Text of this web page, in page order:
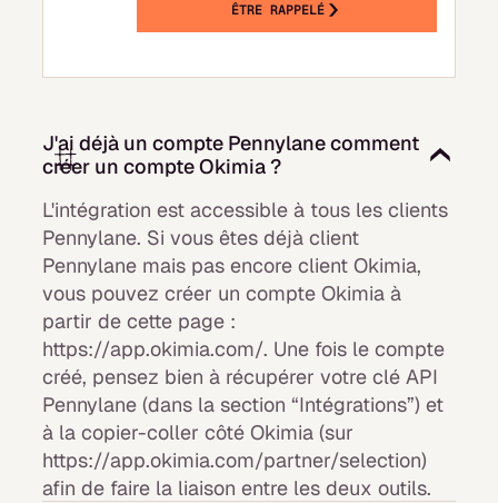
ÊTRE RAPPELÉ
J'ai déjà un compte Pennylane comment
créer un compte Okimia ?
L'intégration est accessible à tous les clients
Pennylane. Si vous êtes déjà client
Pennylane mais pas encore client Okimia,
vous pouvez créer un compte Okimia à
partir de cette page :
https://app.okimia.com/. Une fois le compte
créé, pensez bien à récupérer votre clé API
Pennylane (dans la section “Intégrations”) et
à la copier-coller côté Okimia (sur
https://app.okimia.com/partner/selection)
afin de faire la liaison entre les deux outils.